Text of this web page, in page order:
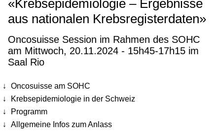
«Krebsepidemiologie – Ergebnisse
aus nationalen Krebsregisterdaten»
Oncosuisse Session im Rahmen des SOHC
am Mittwoch, 20.11.2024 - 15h45-17h15 im
Saal Rio
Oncosuisse am SOHC
Krebsepidemiologie in der Schweiz
Programm
Allgemeine Infos zum Anlass